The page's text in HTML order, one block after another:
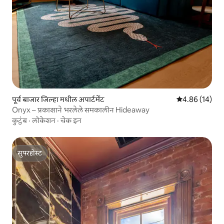
पूर्व बाजार जिल्हा मधील अपार्टमेंट 5 पैकी 4.86
4.86 (14)
Onyx – प्रकाशाने भरलेले समकालीन Hideaway
कुटुंब·लोकेशन ·चेक इन
सुपरहोस्ट
सुपरहोस्ट